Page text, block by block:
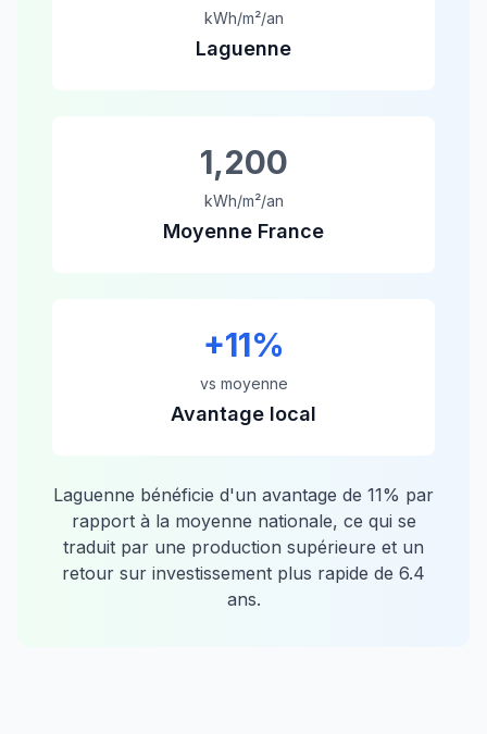
kWh/m²/an
Laguenne
1,200
kWh/m²/an
Moyenne France
+11%
vs moyenne
Avantage local
Laguenne bénéficie d'un avantage de 11% par
rapport à la moyenne nationale, ce qui se
traduit par une production supérieure et un
retour sur investissement plus rapide de 6.4
ans.